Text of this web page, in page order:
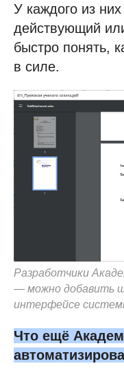
У каждого из
действующий
быстро понять,
в силе.
Разработчики
— можно добавить
интерфейсе
Что ещё